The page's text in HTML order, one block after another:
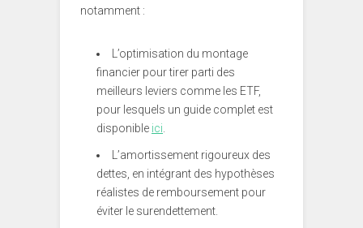
notamment :
L’optimisation du montage
financier pour tirer parti des
meilleurs leviers comme les ETF,
pour lesquels un guide complet est
disponible ici.
L’amortissement rigoureux des
dettes, en intégrant des hypothèses
réalistes de remboursement pour
éviter le surendettement.